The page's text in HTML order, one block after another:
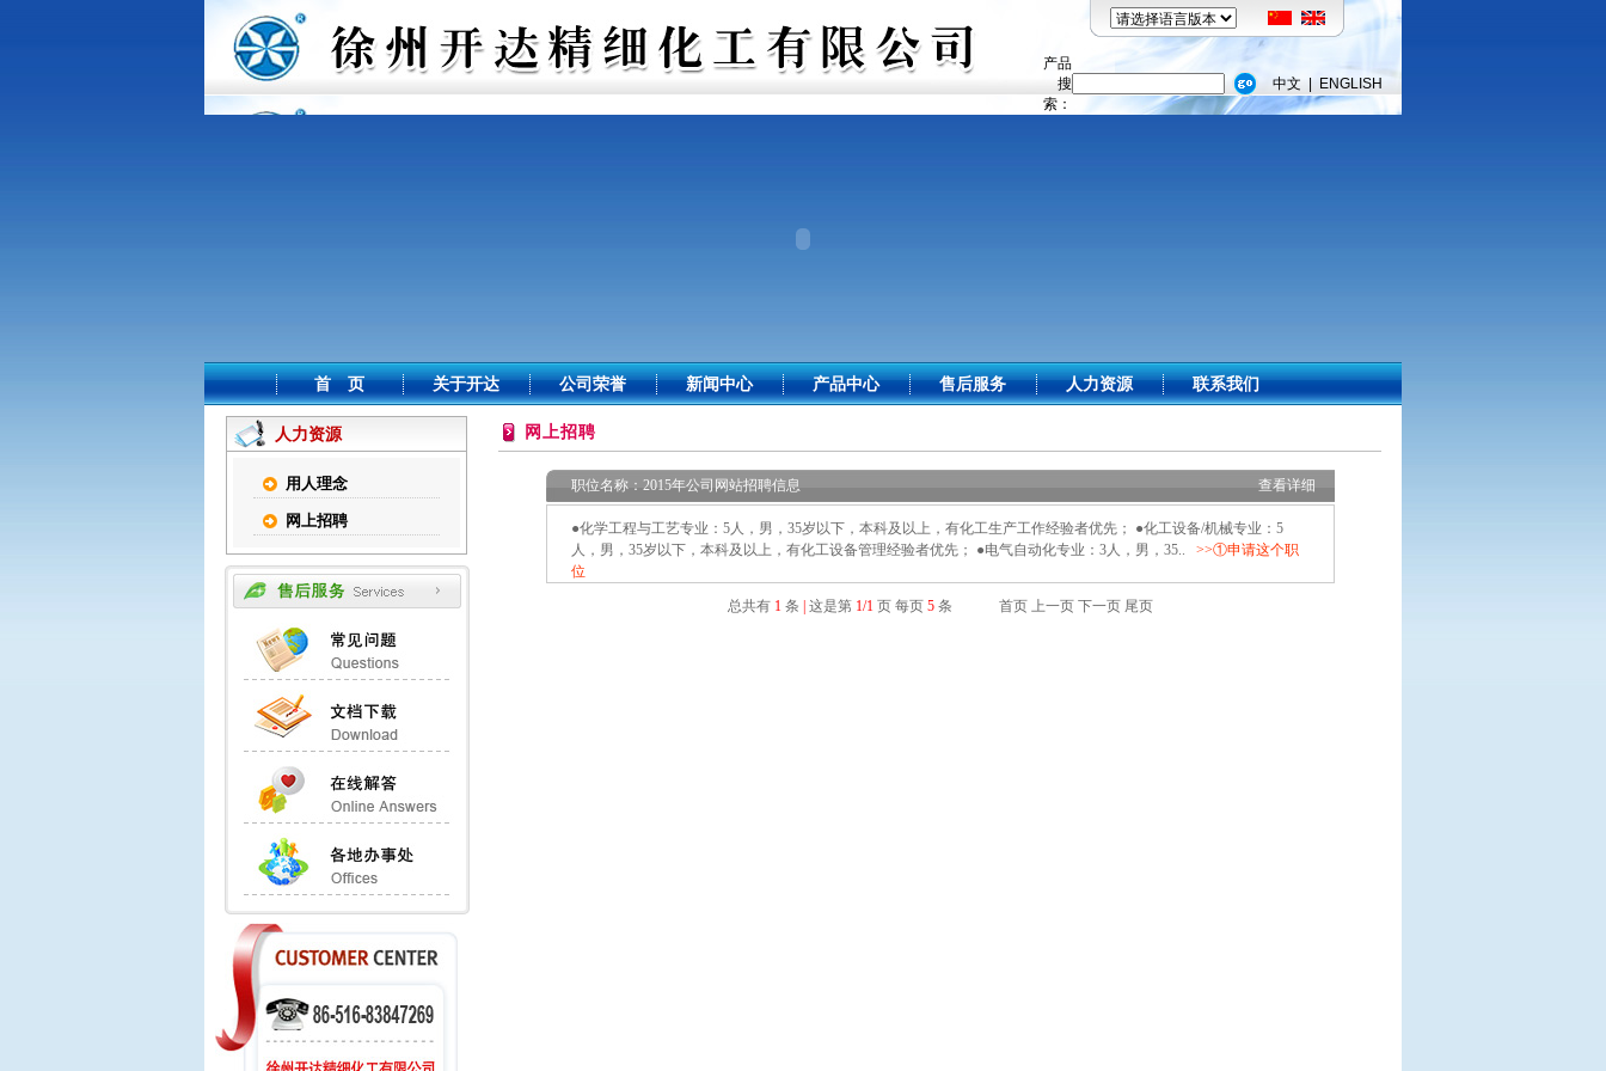
产品
搜
索：
中文 ENGLISH
首 页 关于开达 公司荣誉 新闻中心 产品中心 售后服务 人力资源 联系我们
人力资源
用人理念
网上招聘
网上招聘
职位名称：2015年公司网站招聘信息 查看详细
●化学工程与工艺专业：5人，男，35岁以下，本科及以上，有化工生产工作经验者优先； ●化工设备/机械专业：5
人，男，35岁以下，本科及以上，有化工设备管理经验者优先； ●电气自动化专业：3人，男，35.. >>①申请这个职
位
总共有1 条 这是第 1/1 页 每页 5 条 首页 上一页 下一页 尾页